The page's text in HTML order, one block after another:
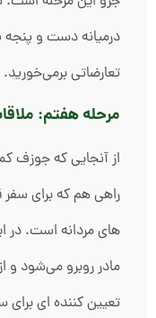
درمیانه دست و پنجه
تعارضاتی برمی‌خورید.
مرحله هفتم:
از آنجایی که جوزف
راهی هم که برای سفر
های مردانه است. در
مادر روبرو می‌شود و
تعیین کننده ای